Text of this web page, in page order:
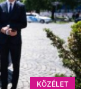
KÖZÉLET